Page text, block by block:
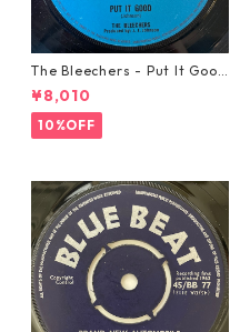
The Bleechers - Put It Good
【7-21637】
¥8,010
10%OFF